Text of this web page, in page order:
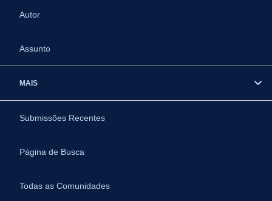
Autor
Assunto
MAIS
Submissões Recentes
Página de Busca
Todas as Comunidades